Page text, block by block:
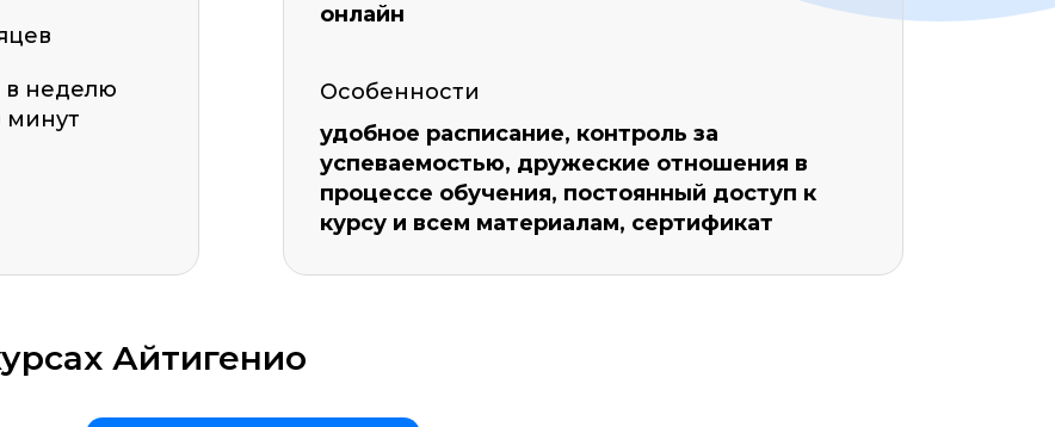
в неделю
минут
онлайн
Особенности
удобное расписание, контроль за
успеваемостью, дружеские отношения в
процессе обучения, постоянный доступ к
курсу и всем материалам, сертификат
Айтигенио